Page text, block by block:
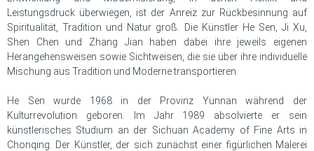
Leistungsdruck überwiegen, ist der Anreiz zur Rückbesinnung auf
Spiritualität, Tradition und Natur groß. Die Künstler He Sen, Ji Xu,
Shen Chen und Zhang Jian haben dabei ihre jeweils eigenen
Herangehensweisen sowie Sichtweisen, die sie über ihre individuelle
Mischung aus Tradition und Moderne transportieren.
He Sen wurde 1968 in der Provinz Yunnan während der
Kulturrevolution geboren. Im Jahr 1989 absolvierte er sein
künstlerisches Studium an der Sichuan Academy of Fine Arts in
Chonqing. Der Künstler, der sich zunächst einer figürlichen Malerei